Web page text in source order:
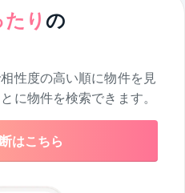
下 福岡市城南区 1LDK
大阪府
ション
り の
性度の高い順に物件を 見
に物件を検索できます。
はこちら